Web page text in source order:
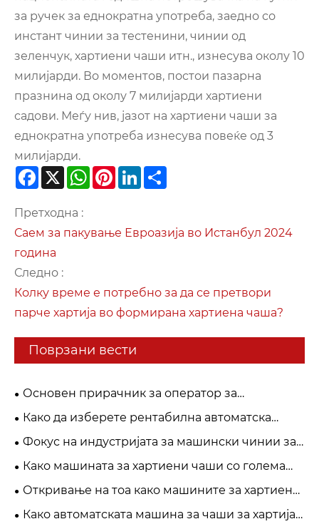
за ручек за еднократна употреба, заедно со
инстант чинии за тестенини, чинии од
зеленчук, хартиени чаши итн., изнесува околу 10
милијарди. Во моментов, постои пазарна
празнина од околу 7 милијарди хартиени
садови. Меѓу нив, јазот на хартиени чаши за
еднократна употреба изнесува повеќе од 3
милијарди.
Facebook
X WhatsApp
PinterestLinkedIn
Претходна :
Саем за пакување Евроазија во Истанбул 2024
година
Следно :
Колку време е потребно за да се претвори
парче хартија во формирана хартиена чаша?
Поврзани вести
Основен прирачник за оператор за
автоматски машини за чаши за хартија
Како да изберете рентабилна автоматска
машина за чаши за хартија за мали и средни
фабрики за хартиени чаши во 2026 година?
Фокус на индустријата за машински чинии за
хартија: автоматизација, одржување и решенија
Како машината за хартиени чаши со голема
брзина ја подобрува ефикасноста на
производството?
Откривање на тоа како машините за хартиени
чаши со голема брзина постигнуваат двојно
Како автоматската машина за чаши за хартија